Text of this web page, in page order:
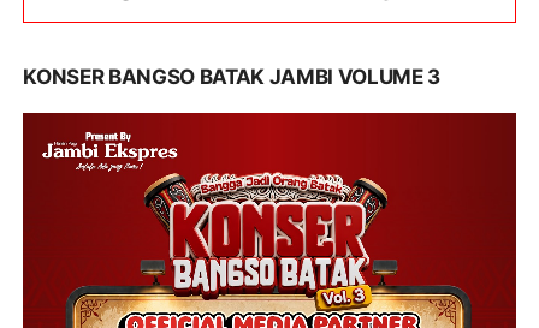
KONSER BANGSO BATAK JAMBI VOLUME 3